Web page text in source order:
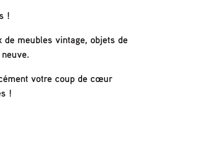
!
meubles vintage, objets de
votre coup de cœur
!